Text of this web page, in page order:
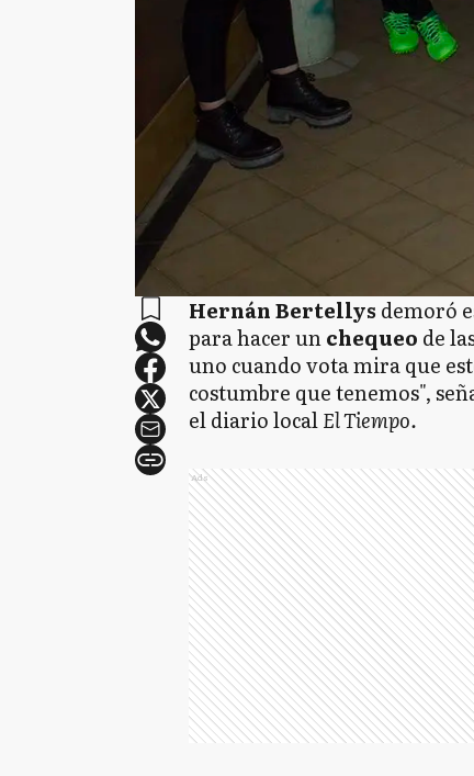
Hernán Bertellys demoró
para hacer unchequeo de
uno cuando vota mira que
costumbre que tenemos",
el diario localEl Tiempo.
Ads